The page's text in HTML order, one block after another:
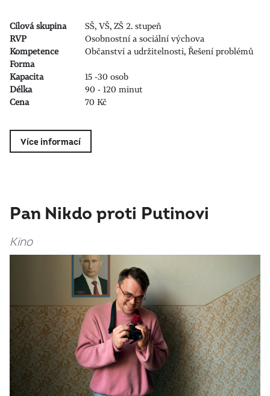
Cílová skupina
SŠ, VŠ, ZŠ 2. stupeň
RVP
Osobnostní a sociální výchova
Kompetence
Občanství a udržitelnosti, Řešení problémů
Forma
Kapacita
15 -30 osob
Délka
90 - 120 minut
Cena
70 Kč
Více informací
Pan Nikdo proti Putinovi
Kino